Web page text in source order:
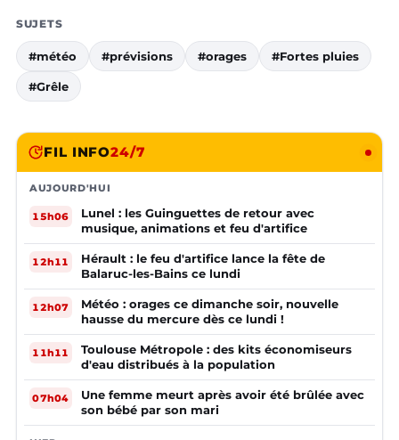
SUJETS
#météo #prévisions #orages #Fortes pluies
#Grêle
FIL INFO24/7
AUJOURD'HUI
15h06
Lunel : les Guinguettes de retour avec
musique, animations et feu d'artifice
12h11
Hérault : le feu d'artifice lance la fête de
Balaruc-les-Bains ce lundi
12h07
Météo : orages ce dimanche soir, nouvelle
hausse du mercure dès ce lundi !
11h11
Toulouse Métropole : des kits économiseurs
d'eau distribués à la population
07h04
Une femme meurt après avoir été brûlée avec
son bébé par son mari